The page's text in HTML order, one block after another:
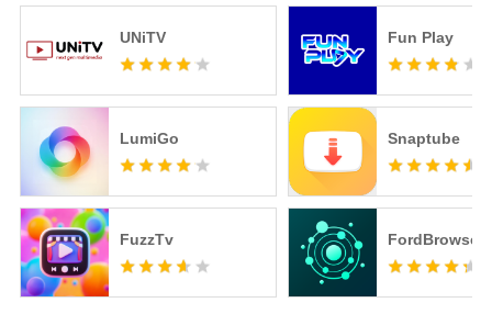
UNiTV
LumiGo
FuzzTv
Fun Play
Snaptube
FordBrowser